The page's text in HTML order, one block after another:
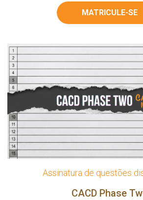
MATRICULE-SE
Assinatura de questões
CACD Phase